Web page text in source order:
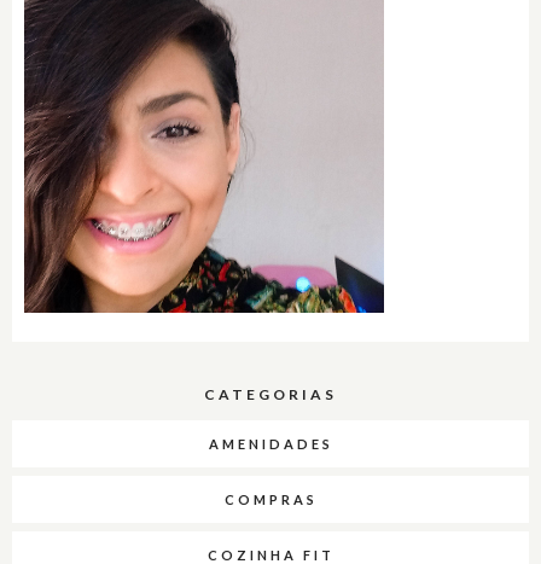
CATEGORIAS
AMENIDADES
COMPRAS
COZINHA FIT